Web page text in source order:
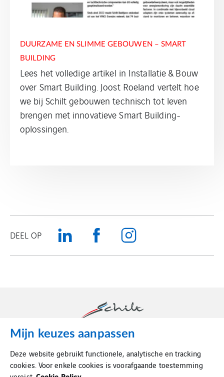
DUURZAME EN SLIMME GEBOUWEN – SMART
BUILDING
Lees het volledige artikel in Installatie & Bouw
over Smart Building. Joost Roeland vertelt hoe
we bij Schilt gebouwen technisch tot leven
brengen met innovatieve Smart Building-
oplossingen.
DEEL OP
Schilt is dé luchttechnische partner in binnenklimaat.
Mijn keuzes aanpassen
Deze website gebruikt functionele, analytische en tracking
cookies. Voor enkele cookies is voorafgaande toestemming